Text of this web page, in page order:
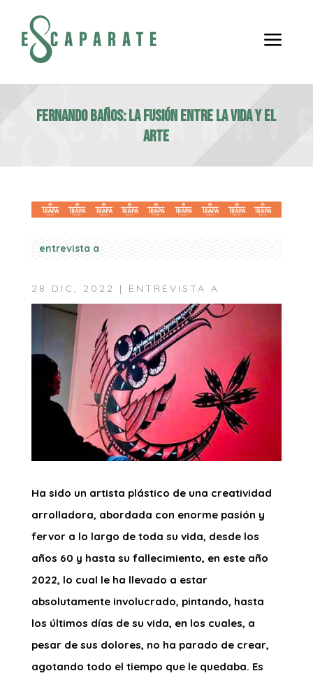
a
FERNANDO BAÑOS: la fusión entre la vida y el
arte
entrevista a
28 DIC, 2022 | ENTREVISTA A
Ha sido un artista plástico de una creatividad
arrolladora, abordada con enorme pasión y
fervor a lo largo de toda su vida, desde los
años 60 y hasta su fallecimiento, en este año
2022, lo cual le ha llevado a estar
absolutamente involucrado, pintando, hasta
los últimos días de su vida, en los cuales, a
pesar de sus dolores, no ha parado de crear,
agotando todo el tiempo que le quedaba. Es